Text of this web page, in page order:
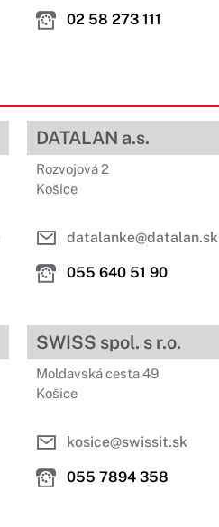
02 58 273 111
DATALAN a.s.
Rozvojová 2
Košice
datalanke@datalan.sk
055 640 51 90
SWISS spol. s r.o.
Moldavská cesta 49
Košice
kosice@swissit.sk
055 7894 358